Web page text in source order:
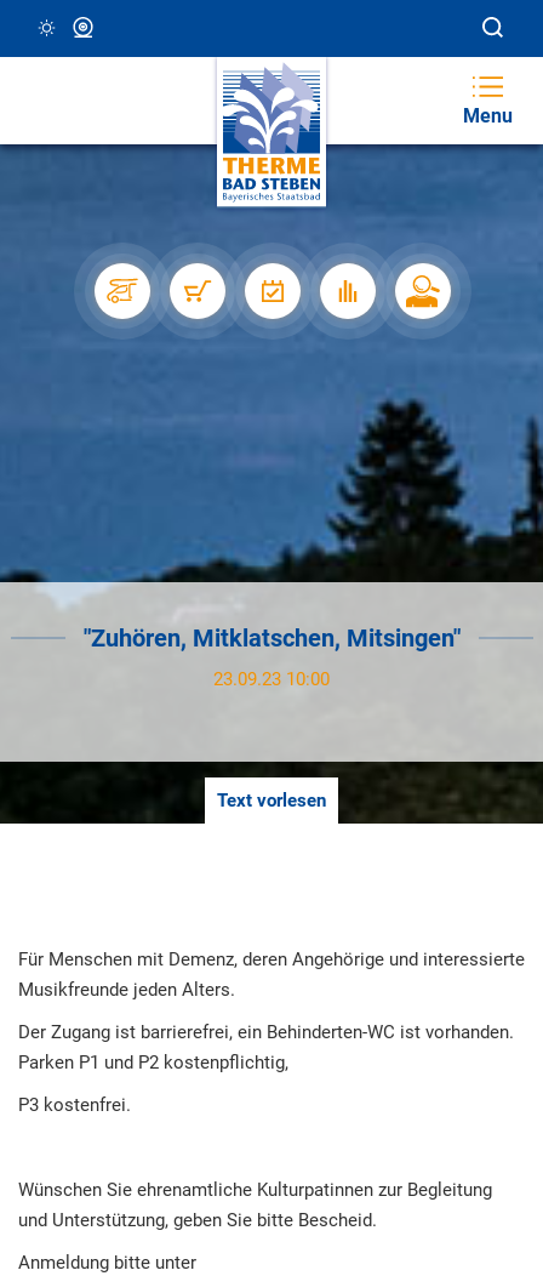
19 °C, Klar/Sonnig
Menu
"Zuhören, Mitklatschen, Mitsingen"
23.09.23 10:00
Text vorlesen
Für Menschen mit Demenz, deren Angehörige und interessierte
Musikfreunde jeden Alters.
Der Zugang ist barrierefrei, ein Behinderten-WC ist vorhanden.
Parken P1 und P2 kostenpflichtig,
P3 kostenfrei.
Wünschen Sie ehrenamtliche Kulturpatinnen zur Begleitung
und Unterstützung, geben Sie bitte Bescheid.
Anmeldung bitte unter